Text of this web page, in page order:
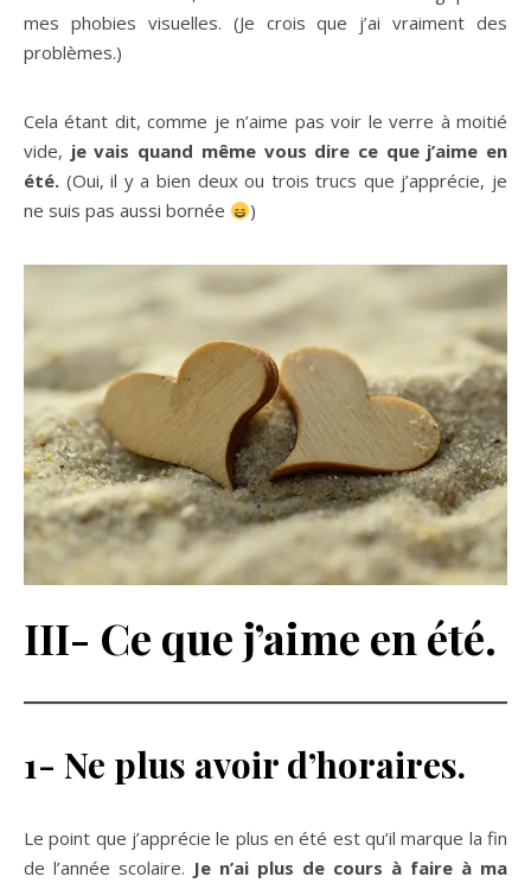
mes phobies visuelles. (Je crois que j’ai vraiment des
problèmes.)
Cela étant dit, comme je n’aime pas voir le verre à moitié
vide, je vais quand même vous dire ce que j’aime en
été. (Oui, il y a bien deux ou trois trucs que j’apprécie, je
ne suis pas aussi bornée
)
III- Ce que j’aime en été.
1- Ne plus avoir d’horaires.
Le point que j’apprécie le plus en été est qu’il marque la fin
de l’année scolaire. Je n’ai plus de cours à faire à ma